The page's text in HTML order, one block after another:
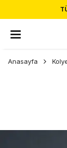
Anasayfa